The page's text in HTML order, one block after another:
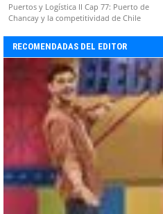
Puertos y Logística II Cap 77: Puerto de
Chancay y la competitividad de Chile
RECOMENDADAS DEL EDITOR